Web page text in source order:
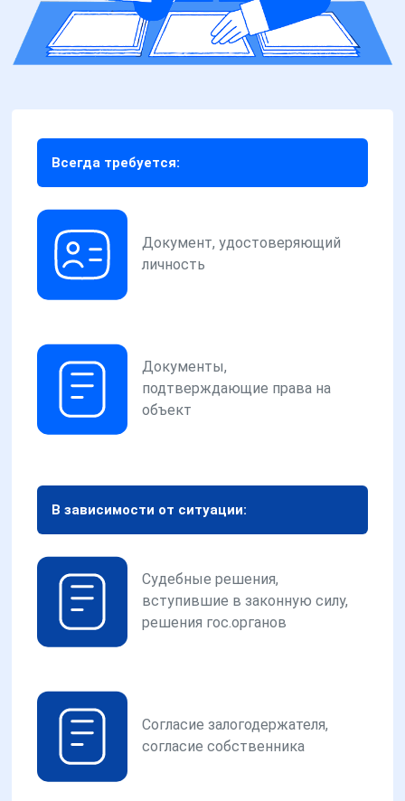
Всегда требуется:
Документ, удостоверяющий
личность
Документы,
подтверждающие права на
объект
В зависимости от ситуации:
Судебные решения,
вступившие в законную силу,
решения гос.органов
Согласие залогодержателя,
согласие собственника